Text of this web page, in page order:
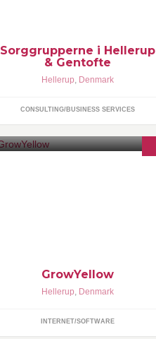
Sorggrupperne i Hellerup
& Gentofte
Hellerup, Denmark
CONSULTING/BUSINESS SERVICES
GrowYellow
Hellerup, Denmark
INTERNET/SOFTWARE